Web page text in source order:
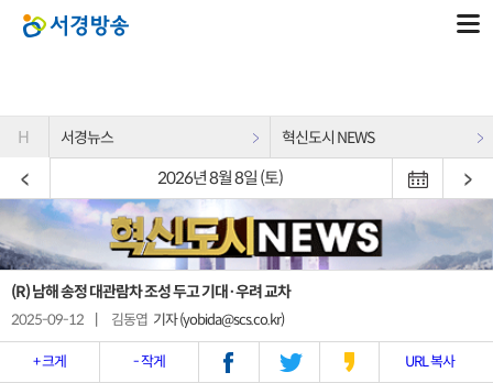
H 서경뉴스 혁신도시 NEWS
2026년 8월 8일 (토)
(R) 남해 송정 대관람차 조성 두고 기대·우려 교차
2025-09-12 김동엽 기자 (yobida@scs.co.kr)
+ 크게 - 작게 URL 복사